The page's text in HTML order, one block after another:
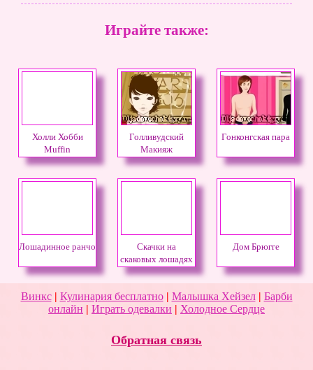
Играйте также:
Холли Хобби
Muffin
Голливудский
Макияж
Гонконгская пара
Лошадинное ранчо
Скачки на
скаковых лошадях
Дом Брюгге
Винкс| Кулинария бесплатно| Малышка Хейзел| Барби
онлайн | Играть одевалки | Холодное Сердце
Обратная связь